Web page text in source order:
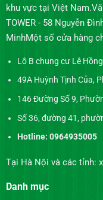
khu vực tại Việt
TOWER - 58 Nguyễn
MinhMột số cửa hàng
Lô B chung cư Lê
49A Huỳnh Tịnh Của,
146 Đường Số 9,
Số 36, đường 41,
Hotline: 0964935005
Tại Hà Nội và các tỉnh:
Danh mục